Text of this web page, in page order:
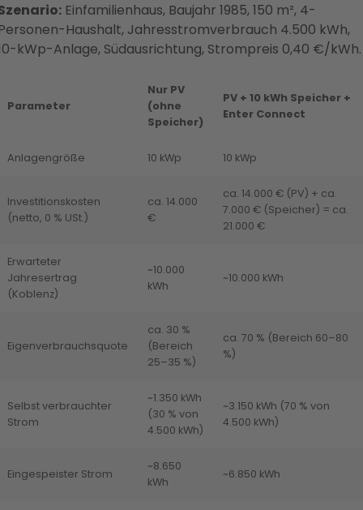
Einfamilienhaus, Baujahr 1985, 150 m², 4-
Haushalt, Jahresstromverbrauch 4.500 kWh,
kWp-Anlage, Südausrichtung, Strompreis 0,40 €/kWh.
Parameter
Nur PV
(ohne
Speicher)
PV + 10 kWh Speicher +
Enter Connect
Anlagengröße 10 kWp 10 kWp
Investitionskosten
(netto, 0 % USt.)
ca. 14.000
€
ca. 14.000 € (PV) + ca.
7.000 € (Speicher) = ca.
21.000 €
Erwarteter
Jahresertrag
(Koblenz)
~10.000
kWh
~10.000 kWh
Eigenverbrauchsquote
ca. 30 %
(Bereich
25–35 %)
ca. 70 % (Bereich 60–80
%)
Selbst verbrauchter
Strom
~1.350 kWh
(30 % von
4.500 kWh)
~3.150 kWh (70 % von
4.500 kWh)
Eingespeister Strom
~8.650
kWh
~6.850 kWh